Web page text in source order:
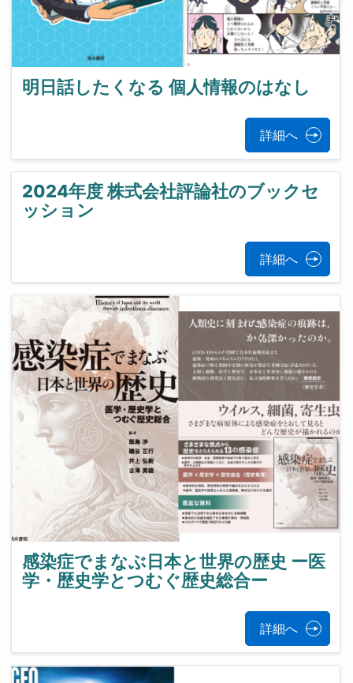
明日話したくなる 個人情報のはなし
詳細へ
2024年度 株式会社評論社のブックセ
ッション
詳細へ
感染症でまなぶ日本と世界の歴史 ー医
学・歴史学とつむぐ歴史総合ー
詳細へ